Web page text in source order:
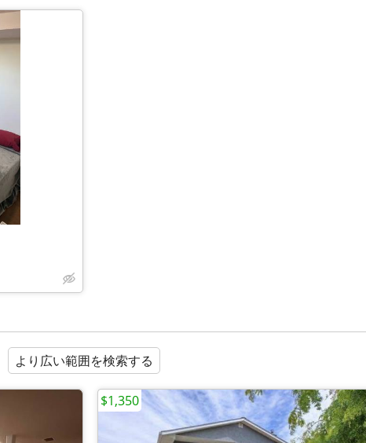
より広い範囲を検索する
$1,350